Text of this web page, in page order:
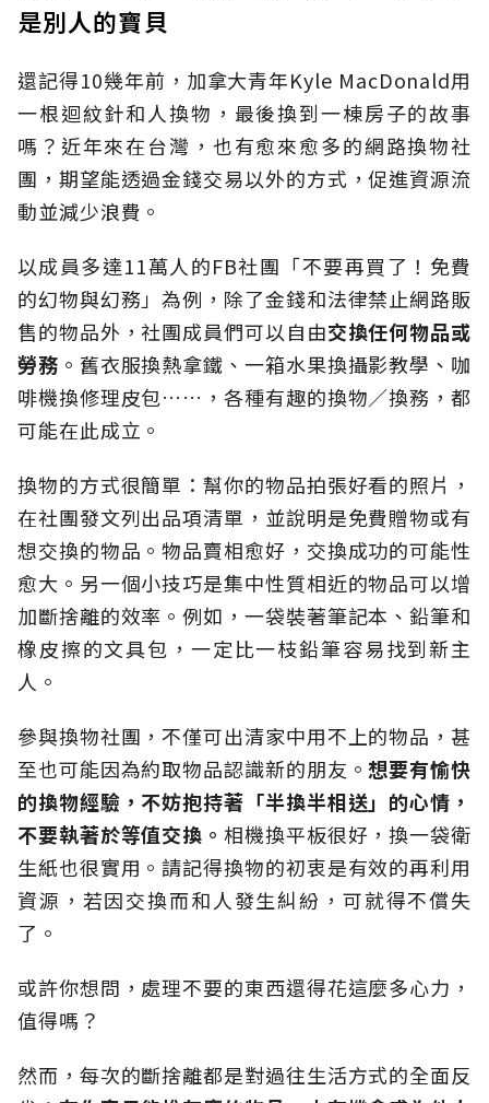
是別人的寶貝
還記得10幾年前，加拿大青年Kyle MacDonald用
一根迴紋針和人換物，最後換到一棟房子的故事
嗎？近年來在台灣，也有愈來愈多的網路換物社
團，期望能透過金錢交易以外的方式，促進資源流
動並減少浪費。
以成員多達11萬人的FB社團「不要再買了！免費
的幻物與幻務」為例，除了金錢和法律禁止網路販
售的物品外，社團成員們可以自由交換任何物品或
勞務 。舊衣服換熱拿鐵、一箱水果換攝影教學、咖
啡機換修理皮包……，各種有趣的換物／換務，都
可能在此成立。
換物的方式很簡單：幫你的物品拍張好看的照片，
在社團發文列出品項清單，並說明是免費贈物或有
想交換的物品。物品賣相愈好，交換成功的可能性
愈大。另一個小技巧是集中性質相近的物品可以增
加斷捨離的效率。例如，一袋裝著筆記本、鉛筆和
橡皮擦的文具包，一定比一枝鉛筆容易找到新主
人。
參與換物社團，不僅可出清家中用不上的物品，甚
至也可能因為約取物品認識新的朋友。想要有愉快
的換物經驗，不妨抱持著「半換半相送」的心情，
不要執著於等值交換。相機換平板很好，換一袋衛
生紙也很實用。請記得換物的初衷是有效的再利用
資源，若因交換而和人發生糾紛，可就得不償失
了。
或許你想問，處理不要的東西還得花這麼多心力，
值得嗎？
然而，每次的斷捨離都是對過往生活方式的全面反